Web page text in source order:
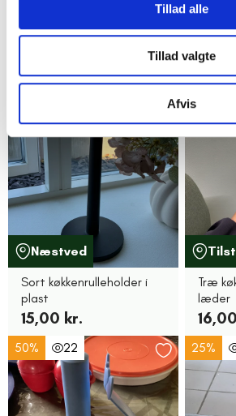
Tillad alle
Tillad valgte
Afvis
Ikea krea tegne rulle
Træ
22
Næstved
Sort køkkenrulleholder i
plast
15,00 kr.
27
Tilst
Træ
læder
50% 22 25%